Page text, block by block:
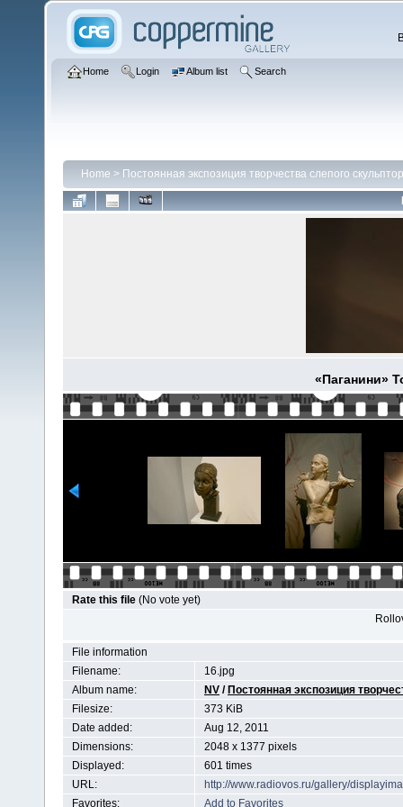
Home Login Album list Search
Home > Постоянная экспозиция творчества слепого
«Паганини»
Rate this file (No vote yet)
File information
Filename:
16.jpg
Album name:
NV / Постоянная экспозиция
Filesize:
373 KiB
Date added:
Aug 12, 2011
Dimensions:
2048 x 1377 pixels
Displayed:
601 times
URL:
http://www.radiovos.ru/gallery/
Favorites:
Add to Favorites